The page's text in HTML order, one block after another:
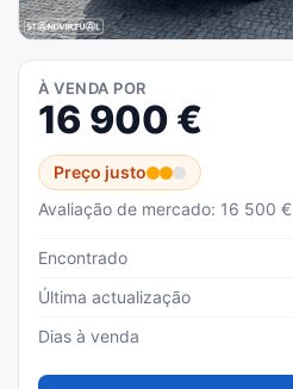
À VENDA POR
16 900 €
Preço justo
Avaliação de mercado: 16 500 €
Encontrado
Última actualização
Dias à venda